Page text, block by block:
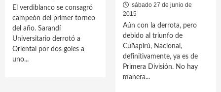
El verdiblanco se consagró
campeón del primer torneo
del año. Sarandí
Universitario derrotó a
Oriental por dos goles a
uno...
sábado 27 de junio de
2015
Aún con la derrota, pero
debido al triunfo de
Cuñapirú, Nacional,
definitivamente, ya es de
Primera División. No hay
manera...